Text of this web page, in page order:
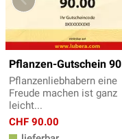
Pflanzen-Gutschein 90
Pflanzenliebhabern eine
Freude machen ist ganz
leicht...
CHF 90.00